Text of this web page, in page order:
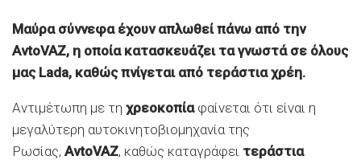
Μαύρα σύννεφα έχουν απλωθεί πάνω από την
AvtoVAZ, η οποία κατασκευάζει τα γνωστά σε όλους
μας Lada, καθώς πνίγεται από τεράστια χρέη.
Αντιμέτωπη με τη χρεοκοπία φαίνεται ότι είναι η
μεγαλύτερη αυτοκινητοβιομηχανία της
Ρωσίας, AvtoVAZ, καθώς καταγράφει τεράστια